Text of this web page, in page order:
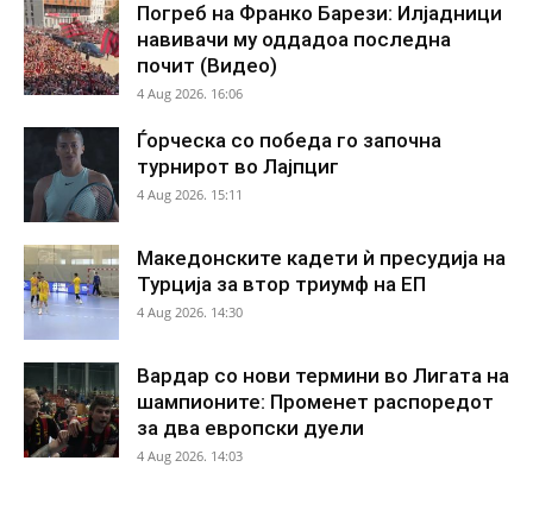
Погреб на Франко Барези: Илјадници
навивачи му оддадоа последна
почит (Видео)
4 Aug 2026. 16:06
Ѓорческа со победа го започна
турнирот во Лајпциг
4 Aug 2026. 15:11
Македонските кадети ѝ пресудија на
Турција за втор триумф на ЕП
4 Aug 2026. 14:30
Вардар со нови термини во Лигата на
шампионите: Променет распоредот
за два европски дуели
4 Aug 2026. 14:03